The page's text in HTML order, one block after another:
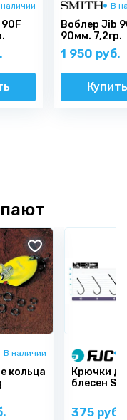
В
Воблер Jib
90мм. 7,2гр.
1 950 руб.
Купить
В наличии
кольца
Крючки
блесен S-
375 руб.